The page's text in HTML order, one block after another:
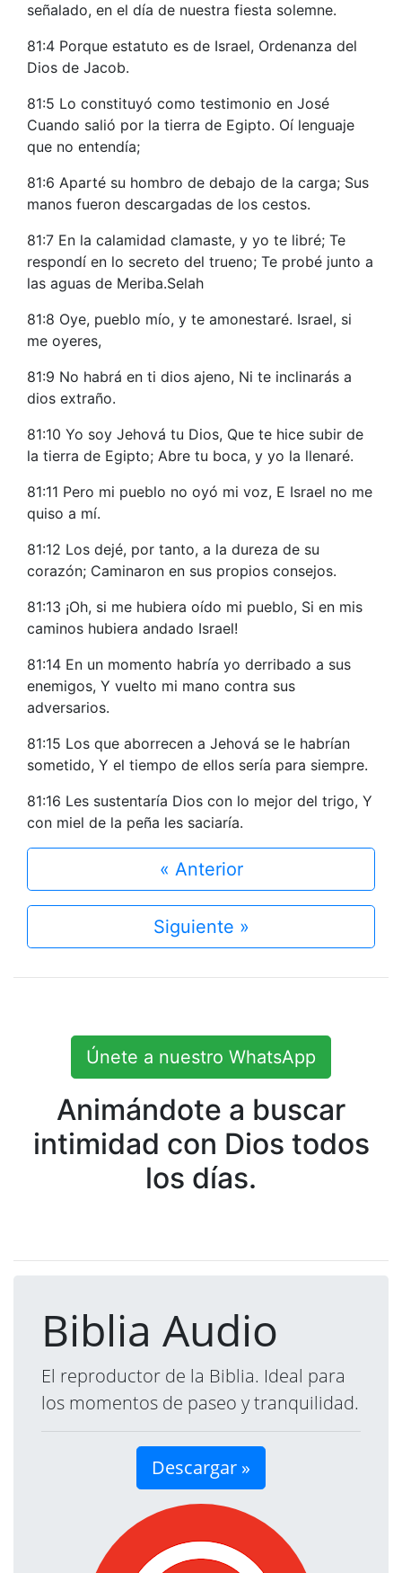
señalado, en el día de nuestra fiesta solemne.
81:4 Porque estatuto es de Israel, Ordenanza del
Dios de Jacob.
81:5 Lo constituyó como testimonio en José
Cuando salió por la tierra de Egipto. Oí lenguaje
que no entendía;
81:6 Aparté su hombro de debajo de la carga; Sus
manos fueron descargadas de los cestos.
81:7 En la calamidad clamaste, y yo te libré; Te
respondí en lo secreto del trueno; Te probé junto a
las aguas de Meriba.Selah
81:8 Oye, pueblo mío, y te amonestaré. Israel, si
me oyeres,
81:9 No habrá en ti dios ajeno, Ni te inclinarás a
dios extraño.
81:10 Yo soy Jehová tu Dios, Que te hice subir de
la tierra de Egipto; Abre tu boca, y yo la llenaré.
81:11 Pero mi pueblo no oyó mi voz, E Israel no me
quiso a mí.
81:12 Los dejé, por tanto, a la dureza de su
corazón; Caminaron en sus propios consejos.
81:13 ¡Oh, si me hubiera oído mi pueblo, Si en mis
caminos hubiera andado Israel!
81:14 En un momento habría yo derribado a sus
enemigos, Y vuelto mi mano contra sus
adversarios.
81:15 Los que aborrecen a Jehová se le habrían
sometido, Y el tiempo de ellos sería para siempre.
81:16 Les sustentaría Dios con lo mejor del trigo, Y
con miel de la peña les saciaría.
« Anterior
Siguiente »
Únete a nuestro WhatsApp
Animándote a buscar
intimidad con Dios todos
los días.
Biblia Audio
El reproductor de la Biblia. Ideal para
los momentos de paseo y tranquilidad.
Descargar »